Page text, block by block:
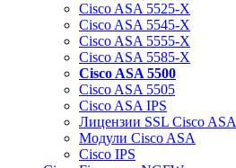
Cisco ASA 5525-X
Cisco ASA 5545-X
Cisco ASA 5555-X
Cisco ASA 5585-X
Cisco ASA 5500
Cisco ASA 5505
Cisco ASA IPS
Лицензии SSL Cisco ASA
Модули Cisco ASA
Cisco IPS